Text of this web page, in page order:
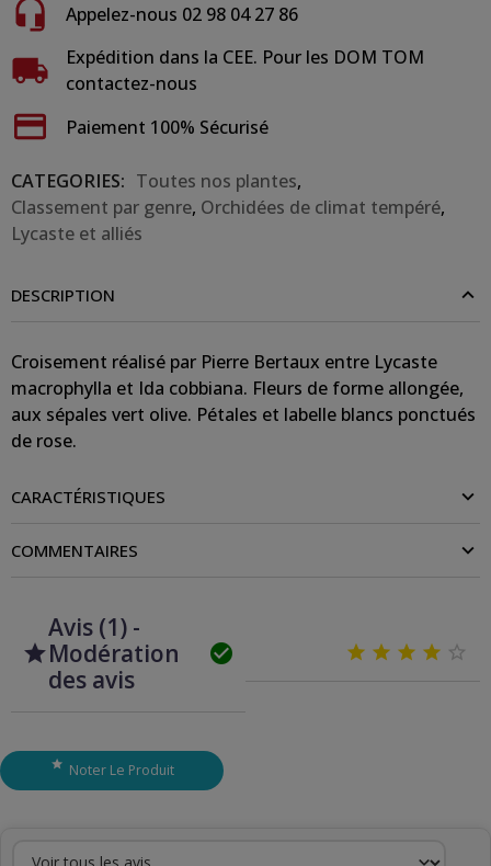
Appelez-nous 02 98 04 27 86
Expédition dans la CEE. Pour les DOM TOM
contactez-nous
Paiement 100% Sécurisé
CATEGORIES: Toutes nos plantes,
Classement par genre, Orchidées de climat tempéré,
Lycaste et alliés
DESCRIPTION
Croisement réalisé par Pierre Bertaux entre Lycaste
macrophylla et Ida cobbiana. Fleurs de forme allongée,
aux sépales vert olive. Pétales et labelle blancs ponctués
de rose.
CARACTÉRISTIQUES
COMMENTAIRES

Avis (1) -
Modération
des avis
     
 Noter Le Produit